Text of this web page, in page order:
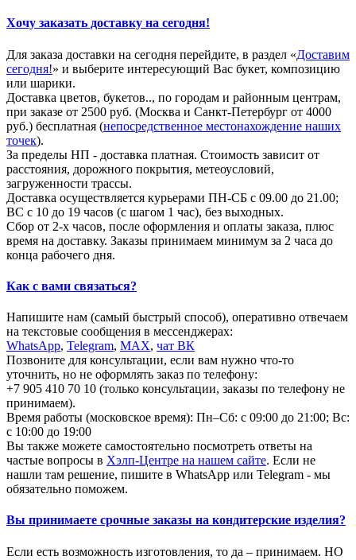
Хочу заказать доставку на сегодня!
Для заказа доставки на сегодня перейдите, в раздел «Доставим
сегодня!» и выберите интересующий Вас букет, композицию
или шарики.
Доставка цветов, букетов.., по городам и районным центрам,
при заказе от 2500 руб. (Москва и Санкт-Петербург от 4000
руб.) бесплатная (непосредственное местонахождение наших
точек).
За пределы НП - доставка платная. Стоимость зависит от
расстояния, дорожного покрытия, метеоусловий,
загруженности трассы.
Доставка осуществляется курьерами ПН-СБ с 09.00 до 21.00;
ВС с 10 до 19 часов (с шагом 1 час), без выходных.
Сбор от 2-х часов, после оформления и оплаты заказа, плюс
время на доставку. Заказы принимаем минимум за 2 часа до
конца рабочего дня.
Как с вами связаться?
Напишите нам (самый быстрый способ), оперативно отвечаем
на текстовые сообщения в мессенджерах:
WhatsApp, Telegram, МАХ, чат ВК
Позвоните для консультации, если вам нужно что-то
уточнить, но не оформлять заказ по телефону:
+7 905 410 70 10 (только консультации, заказы по телефону не
принимаем).
Время работы (московское время): Пн–Сб: с 09:00 до 21:00; Вс:
с 10:00 до 19:00
Вы также можете самостоятельно посмотреть ответы на
частые вопросы в Хэлп-Центре на нашем сайте. Если не
нашли там решение, пишите в WhatsApp или Telegram - мы
обязательно поможем.
Вы принимаете срочные заказы на кондитерские изделия?
Если есть возможность изготовления, то да – принимаем. НО